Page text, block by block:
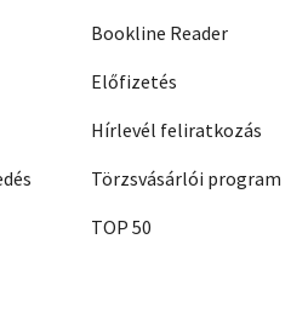
Bookline Reader
Előfizetés
Hírlevél feliratkozás
Törzsvásárlói program
TOP 50